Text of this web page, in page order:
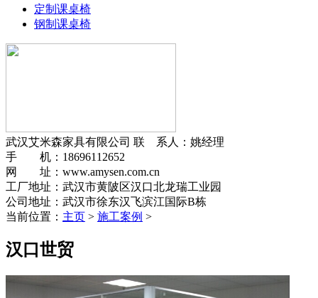
定制课桌椅
钢制课桌椅
武汉艾米森家具有限公司 联 系人：姚经理
手 机：18696112652
网 址：www.amysen.com.cn
工厂地址：武汉市黄陂区汉口北龙瑞工业园
公司地址：武汉市徐东汉飞滨江国际B栋
当前位置： 主页 > 施工案例 >
汉口世贸